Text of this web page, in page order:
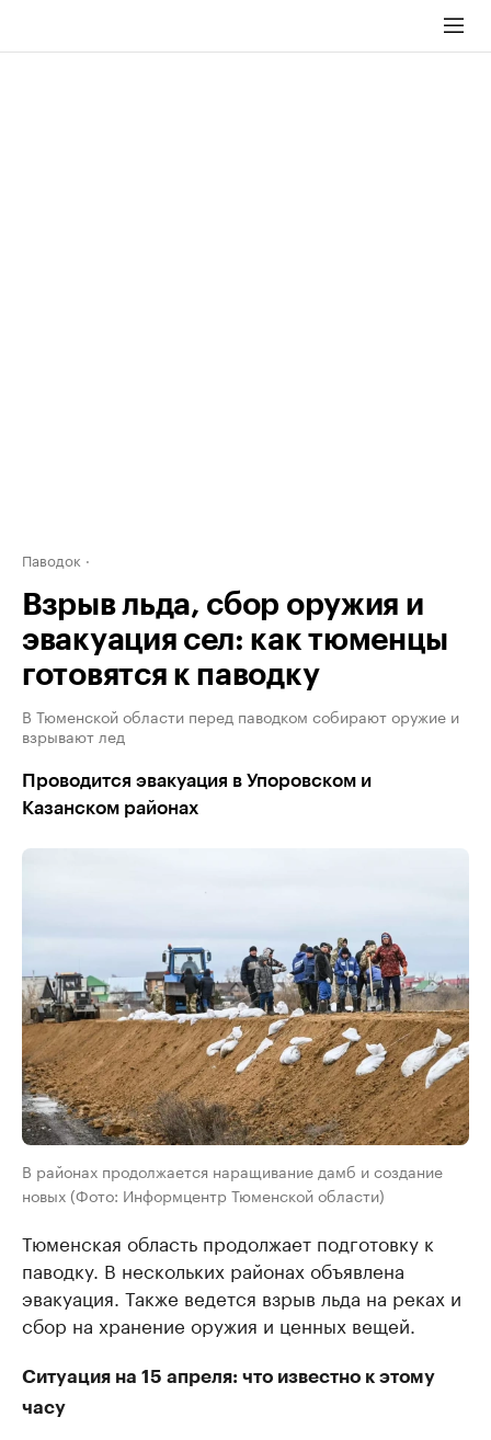
Паводок
Взрыв льда, сбор оружия и
эвакуация сел: как тюменцы
готовятся к паводку
В Тюменской области перед паводком собирают оружие и
взрывают лед
Проводится эвакуация в Упоровском и
Казанском районах
В районах продолжается наращивание дамб и создание
новых (Фото: Информцентр Тюменской области)
Тюменская область продолжает подготовку к
паводку. В нескольких районах объявлена
эвакуация. Также ведется взрыв льда на реках и
сбор на хранение оружия и ценных вещей.
Ситуация на 15 апреля: что известно к этому
часу